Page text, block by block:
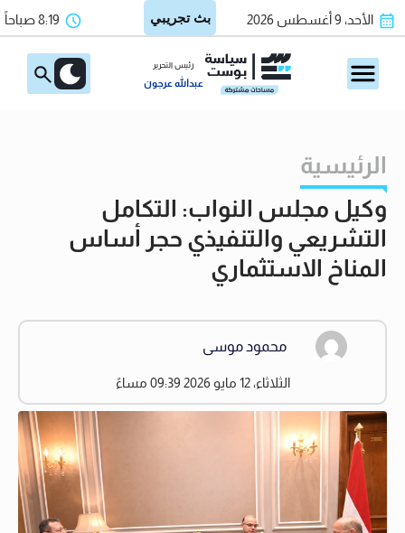
الأحد، 9 أغسطس 2026 8:19 صباحاً
رئيس التحرير
عبدالله عرجون
الرئيسية
وكيل مجلس النواب: التكامل
التشريعي والتنفيذي حجر أساس
المناخ الاستثماري
محمود موسى
الثلاثاء، 12 مايو 2026 09:39 مساءً